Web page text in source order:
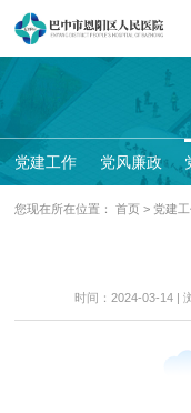
党建工作 党风廉政
您现在所在位置：首页 > 党建
时间：2024-03-14 |